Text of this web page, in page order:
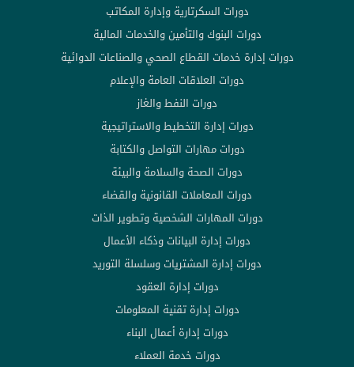
دورات السكرتارية وإدارة المكاتب
دورات البنوك والتأمين والخدمات المالية
دورات إدارة خدمات القطاع الصحي والصناعات الدوائية
دورات العلاقات العامة والإعلام
دورات النفط والغاز
دورات إدارة التخطيط والاستراتيجية
دورات مهارات التواصل والكتابة
دورات الصحة والسلامة والبيئة
دورات المعاملات القانونية والقضاء
دورات المهارات الشخصية وتطوير الذات
دورات إدارة البيانات وذكاء الأعمال
دورات إدارة المشتريات وسلسلة التوريد
دورات إدارة العقود
دورات إدارة تقنية المعلومات
دورات إدارة أعمال البناء
دورات خدمة العملاء